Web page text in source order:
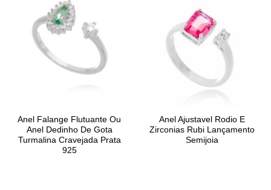
Anel Falange Flutuante Ou
Anel Dedinho De Gota
Turmalina Cravejada Prata
925
Anel Ajustavel Rodio E
Zirconias Rubi Lançamento
Semijoia